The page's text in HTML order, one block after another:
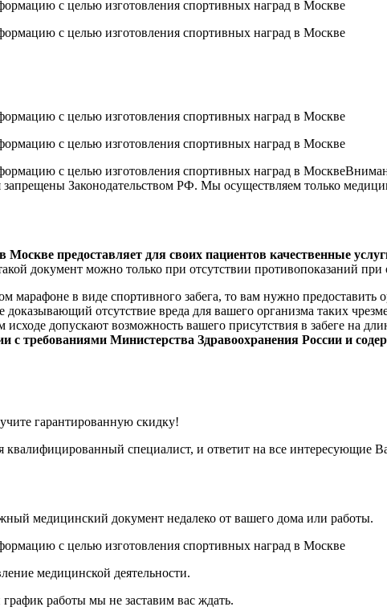
запрещены Законодательством РФ. Мы осуществляем только
Москве предоставляет для своих пациентов качественные
документ можно только при отсутствии противопоказаний
марафоне в виде спортивного забега, то вам нужно
доказывающий отсутствие вреда для вашего организма таких
исходе допускают возможность вашего присутствия в забеге на
с требованиями Министерства Здравоохранения России и
гарантированную скидку!
специалист, и ответит на все интересующие
медицинский документ недалеко от вашего дома или работы.
медицинской деятельности.
работы мы не заставим вас ждать.